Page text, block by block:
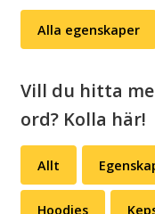
eller
grå)
mängd
Alla egenskaper
Vill du hitta
ord? Kolla här!
Allt
Hoodies